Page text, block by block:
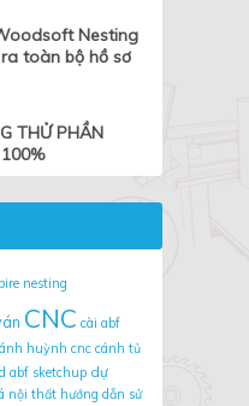
Nesting
toàn bộ hồ sơ
THỬ PHẦN
nesting
CNC cài abf
huỳnh cnc cánh tủ
abf sketchup dự
nội thất hướng dẫn sử